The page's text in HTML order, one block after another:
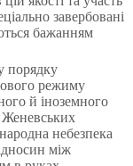
завербовані
бажанням
порядку
режиму
й іноземного
Женевських
небезпека
між